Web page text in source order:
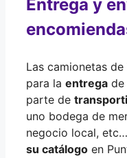
Entrega y
Las camionetas
para la entrega de
parte de
uno bodega de
negocio local,
su catálogo en